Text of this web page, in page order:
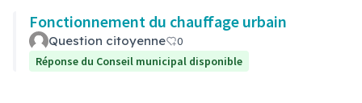
Fonctionnement du chauffage urbain
Question citoyenne
0
Réponse du Conseil municipal disponible